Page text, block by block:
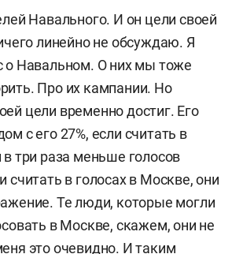
Навального. И он цели своей
линейно не обсуждаю. Я
о Навальном. О них мы тоже
Про их кампании. Но
цели временно достиг. Его
с его 27%, если считать в
в три раза меньше голосов
считать в голосах в Москве, они
Те люди, которые могли
в Москве, скажем, они не
это очевидно. И таким